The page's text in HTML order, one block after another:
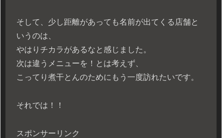
そして、少し距離があっても名前が出てくる店舗と
いうのは、
やはりチカラがあるなと感じました。
次は違うメニューを！とは考えず、
こってり煮干とんのためにもう一度訪れたいです。
それでは！！
スポンサーリンク